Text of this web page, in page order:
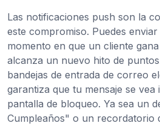
Las notificaciones push son la
este compromiso. Puedes
momento en que un cliente
alcanza un nuevo hito de
bandejas de entrada de correo
garantiza que tu mensaje se vea
pantalla de bloqueo. Ya sea un
Cumpleaños" o un recordatorio